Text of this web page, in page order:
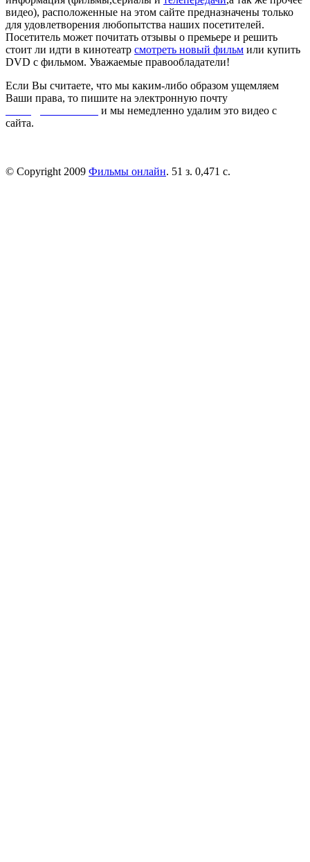
видео), расположенные на этом сайте предназначены только
для удовлетворения любопытства наших посетителей.
Посетитель может почитать отзывы о премьере и решить
стоит ли идти в кинотеатр смотреть новый фильм или купить
DVD с фильмом. Уважаемые правообладатели!
Если Вы считаете, что мы каким-либо образом ущемляем
Ваши права, то пишите на электронную почту
и мы немедленно удалим это видео с
сайта.
© Copyright 2009 Фильмы онлайн. 51 з. 0,471 с.